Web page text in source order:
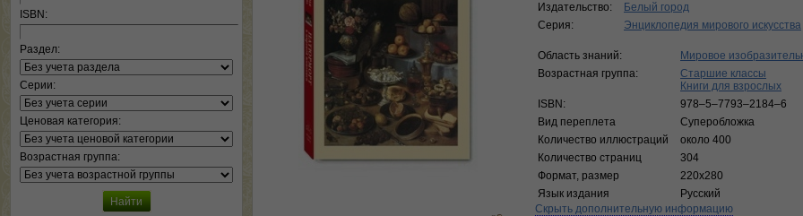
ISBN:
Раздел:
Серии:
Ценовая категория:
Возрастная группа:
Издательство:
Белый город
Серия:
Энциклопедия мирового искусства
Область знаний:
Мировое
Возрастная группа:
Старшие классы
Книги для взрослых
ISBN:
978–5–7793–2184–6
Вид переплета
Суперобложка
Количество иллюстраций
около 400
Количество страниц
304
Формат, размер
220х280
Язык издания
Русский
Скрыть дополнительную информацию